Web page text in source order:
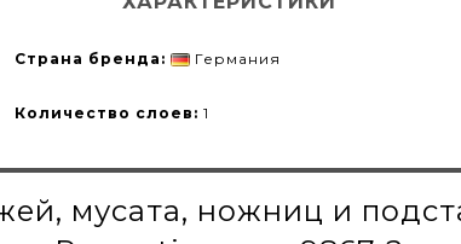
Страна бренда: Германия
Количество слоев: 1
мусата, ножниц и